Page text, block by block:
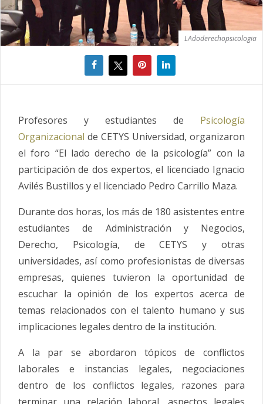
LAdoderechopsicologia
Profesores y estudiantes de Psicología
Organizacional de CETYS Universidad, organizaron
el foro “El lado derecho de la psicología” con la
participación de dos expertos, el licenciado Ignacio
Avilés Bustillos y el licenciado Pedro Carrillo Maza.
Durante dos horas, los más de 180 asistentes entre
estudiantes de Administración y Negocios,
Derecho, Psicología, de CETYS y otras
universidades, así como profesionistas de diversas
empresas, quienes tuvieron la oportunidad de
escuchar la opinión de los expertos acerca de
temas relacionados con el talento humano y sus
implicaciones legales dentro de la institución.
A la par se abordaron tópicos de conflictos
laborales e instancias legales, negociaciones
dentro de los conflictos legales, razones para